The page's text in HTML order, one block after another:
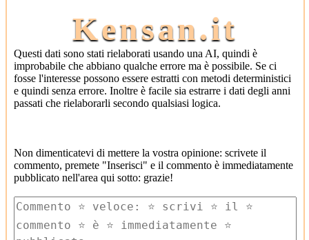
Kensan.it
Questi dati sono stati rielaborati usando una AI, quindi è
improbabile che abbiano qualche errore ma è possibile. Se ci
fosse l'interesse possono essere estratti con metodi deterministici
e quindi senza errore. Inoltre è facile sia estrarre i dati degli anni
passati che rielaborarli secondo qualsiasi logica.
Non dimenticatevi di mettere la vostra opinione: scrivete il
commento, premete "Inserisci" e il commento è immediatamente
pubblicato nell'area qui sotto: grazie!